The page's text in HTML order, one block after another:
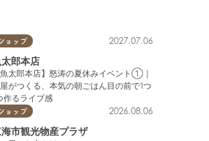
ョップ 2027.07.06
郎本店
魚太郎本店】怒涛の夏休みイベント①｜
がつくる、本気の朝ごはん目の前で1つ
作るライブ感
ョップ 2026.08.06
市観光物産プラザ